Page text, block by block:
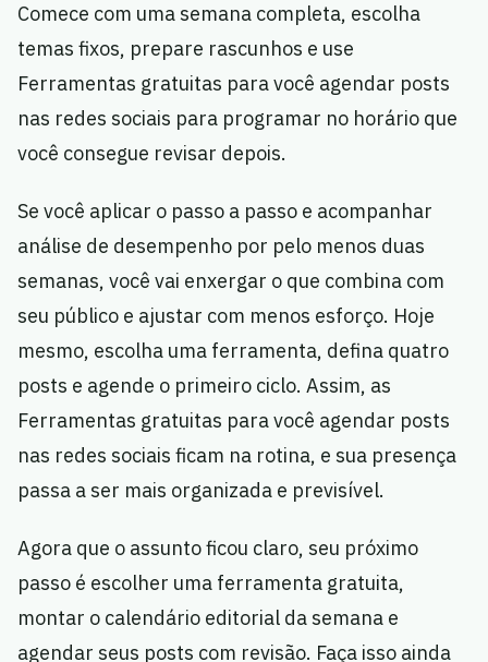
Comece com uma semana completa, escolha
temas fixos, prepare rascunhos e use
Ferramentas gratuitas para você agendar posts
nas redes sociais para programar no horário que
você consegue revisar depois.
Se você aplicar o passo a passo e acompanhar
análise de desempenho por pelo menos duas
semanas, você vai enxergar o que combina com
seu público e ajustar com menos esforço. Hoje
mesmo, escolha uma ferramenta, defina quatro
posts e agende o primeiro ciclo. Assim, as
Ferramentas gratuitas para você agendar posts
nas redes sociais ficam na rotina, e sua presença
passa a ser mais organizada e previsível.
Agora que o assunto ficou claro, seu próximo
passo é escolher uma ferramenta gratuita,
montar o calendário editorial da semana e
agendar seus posts com revisão. Faça isso ainda